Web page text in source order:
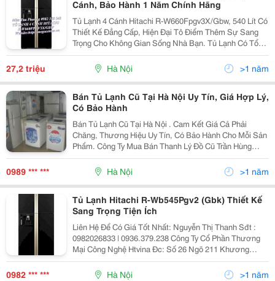
Cánh, Bảo Hành 1 Năm Chính Hãng
Tủ Lạnh 4 Cánh Hitachi R-W660Fpgv3X/Gbw, 540 Lít Có
Thiết Kế Đẳng Cấp, Hiện Đại Tô Điểm Thêm Sự Sang
Trọng Cho Không Gian Sống Nhà Bạn. Tủ Lạnh Có Tổng
Dung Tích Đến 540 Lít Dự Trữ Được Nhiều Thực Phẩm
Giúp Đáp Ứng Nhu Cầu Dinh Dưỡng Cho Cả Gia Đì
27,2 triệu Hà Nội >1 năm
Bán Tủ Lạnh Cũ Tại Hà Nội Uy Tín, Giá Hợp Lý,
Có Bảo Hành
Bán Tủ Lạnh Cũ Tại Hà Nội . Cam Kết Giá Cả Phải
Chăng, Thương Hiệu Uy Tín, Có Bảo Hành Cho Mỗi Sản
Phẩm. Công Ty Mua Bán Thanh Lý Đồ Cũ Trần Hùng
≫≫≫≫≫≫ Hotline:0989.818.506 ≪≪≪≪≪≪≪≪ Uy Tín - Chuy
0989 *** *** Hà Nội >1 năm
Tủ Lạnh Hitachi R-Wb545Pgv2 (Gbk) Thiết Kế
Sang Trọng Tiện Ích
Liên Hệ Để Có Giá Tốt Nhất: Nguyễn Thị Thanh Sđt :
0982026833 | 0936.379.238 Công Ty Cổ Phần Thương
Mại Công Nghệ Htvina Đc: Số 26 Ngõ 211 Khương
Trung &Ndash; Thanh Xuân &Ndash; Hà Nội Yahoo
:Nguyenthanh6685 Website: Http://Sieuthiht.com
0982 *** *** Hà Nội >1 năm